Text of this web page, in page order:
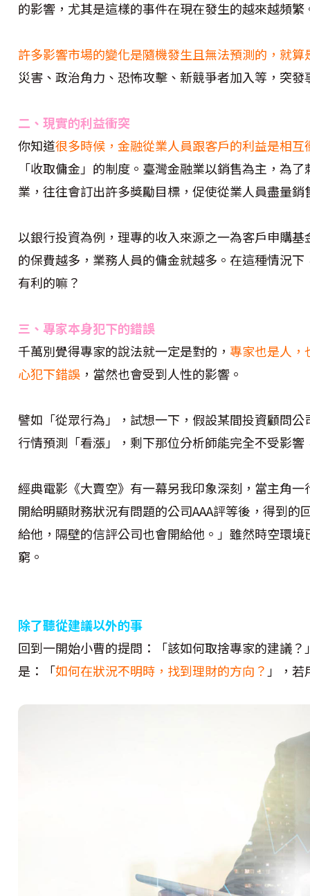
的影響，尤其是這樣的事件在現在發生的越來越頻繁
許多影響市場的變化是隨機發生且無法預測的，就
災害、政治角力、恐怖攻擊、新競爭者加入等，突
二、現實的利益衝突
你知道很多時候，金融從業人員跟客戶的利益是相互
「收取傭金」的制度。臺灣金融業以銷售為主，為
業，往往會訂出許多獎勵目標，促使從業人員盡量銷
以銀行投資為例，理專的收入來源之一為客戶申購
的保費越多，業務人員的傭金就越多。在這種情況
有利的嘛？
三、專家本身犯下的錯誤
千萬別覺得專家的說法就一定是對的， 專家也是人，
心犯下錯誤 ，當然也會受到人性的影響。
譬如「從眾行為」，試想一下，假設某間投資顧問
行情預測「看漲」，剩下那位分析師能完全不受影
經典電影《大賣空》有一幕另我印象深刻，當主角
開給明顯財務狀況有問題的公司AAA評等後，得到
給他，隔壁的信評公司也會開給他。」雖然時空環
窮。
除了聽從建議以外的事
回到一開始小曹的提問：「該如何取捨專家的建議
是：「如何在狀況不明時，找到理財的方向？」，若